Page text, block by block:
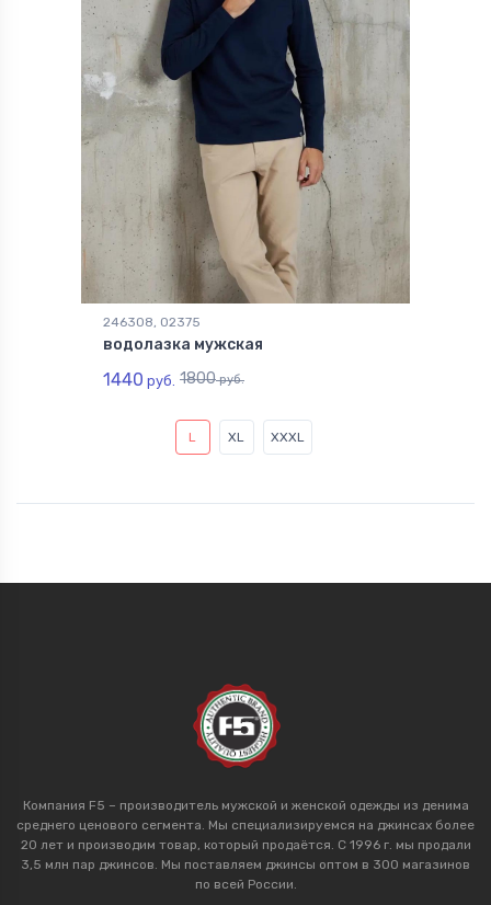
246308, 02375
водолазка мужская
1440 руб. 1800руб.
L XL XXXL
Компания F5 – производитель мужской и женской одежды из денима
среднего ценового сегмента. Мы специализируемся на джинсах более
20 лет и производим товар, который продаётся. С 1996 г. мы продали
3,5 млн пар джинсов. Мы поставляем джинсы оптом в 300 магазинов
по всей России.